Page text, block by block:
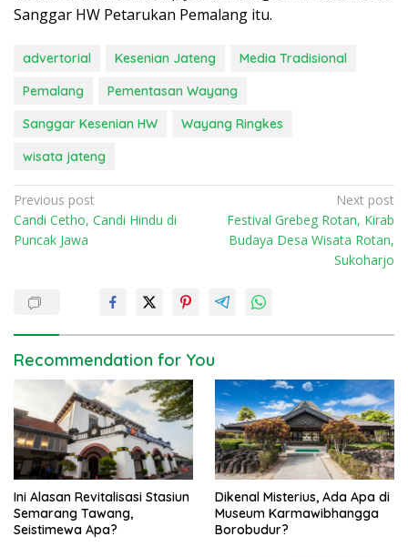
Sanggar HW Petarukan Pemalang itu.
advertorial Kesenian Jateng
Media Tradisional
Pemalang
Pementasan Wayang
Sanggar Kesenian HW
Wayang Ringkes
wisata jateng
P
o
s
a
v
i
g
a
t
i
o
n
Previous post
Candi Cetho, Candi Hindu di
Puncak Jawa
Next post
Festival Grebeg Rotan, Kirab
Budaya Desa Wisata Rotan,
Sukoharjo
Recommendation for You
Ini Alasan Revitalisasi Stasiun
Semarang Tawang,
Seistimewa Apa?
Dikenal Misterius, Ada Apa di
Museum Karmawibhangga
Borobudur?